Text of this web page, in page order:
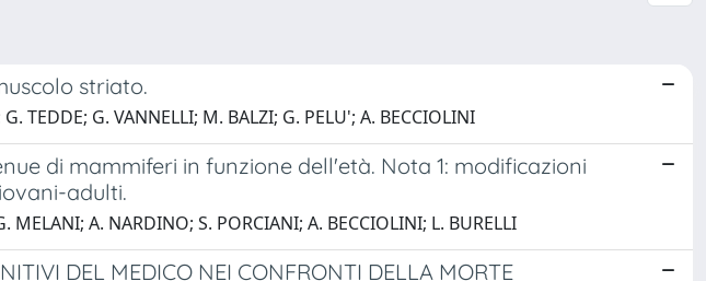
striato.
TEDDE; G. VANNELLI; M. BALZI; G. PELU'; A. BECCIOLINI
di mammiferi in funzione dell'età. Nota 1: modificazioni
adulti.
MELANI; A. NARDINO; S. PORCIANI; A. BECCIOLINI; L. BURELLI
DEL MEDICO NEI CONFRONTI DELLA MORTE